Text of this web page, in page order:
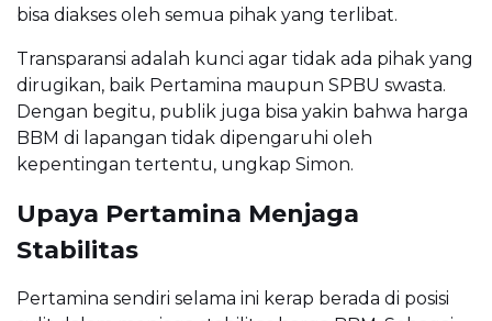
bisa diakses oleh semua pihak yang terlibat.
Transparansi adalah kunci agar tidak ada pihak yang
dirugikan, baik Pertamina maupun SPBU swasta.
Dengan begitu, publik juga bisa yakin bahwa harga
BBM di lapangan tidak dipengaruhi oleh
kepentingan tertentu, ungkap Simon.
Upaya Pertamina Menjaga
Stabilitas
Pertamina sendiri selama ini kerap berada di posisi